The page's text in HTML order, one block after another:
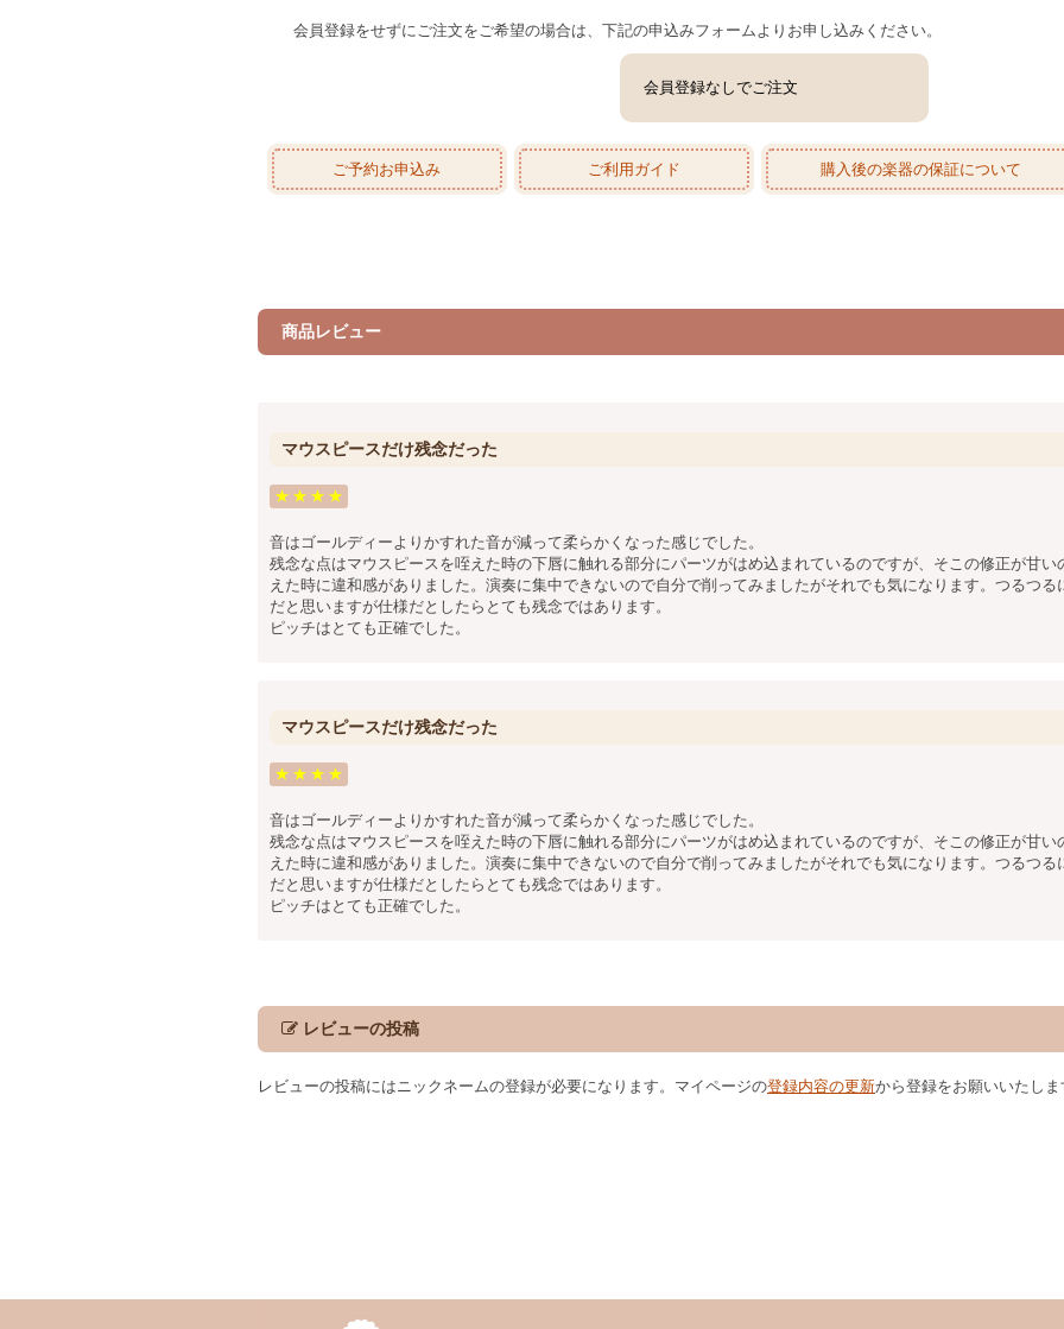
会員登録をせずにご注文をご希望の場合は、下記の申込みフォームよりお申し込みください。
会員登録なしでご注文
ご予約お申込み ご利用ガイド 購入後の楽器の保証について
商品レビュー
マウスピースだけ残念だった
★ ★ ★ ★
音はゴールディーよりかすれた音が減って柔らかくなった感じでした。
残念な点はマウスピースを咥えた時の下唇に触れる部分にパーツがはめ込まれているのですが、そこの修正が甘
えた時に違和感がありました。演奏に集中できないので自分で削ってみましたがそれでも気になります。つるつ
だと思いますが仕様だとしたらとても残念ではあります。
ピッチはとても正確でした。
マウスピースだけ残念だった
★ ★ ★ ★
音はゴールディーよりかすれた音が減って柔らかくなった感じでした。
残念な点はマウスピースを咥えた時の下唇に触れる部分にパーツがはめ込まれているのですが、そこの修正が甘
えた時に違和感がありました。演奏に集中できないので自分で削ってみましたがそれでも気になります。つるつ
だと思いますが仕様だとしたらとても残念ではあります。
ピッチはとても正確でした。
レビューの投稿
レビューの投稿にはニックネームの登録が必要になります。マイページの登録内容の更新から登録をお願いいたしま